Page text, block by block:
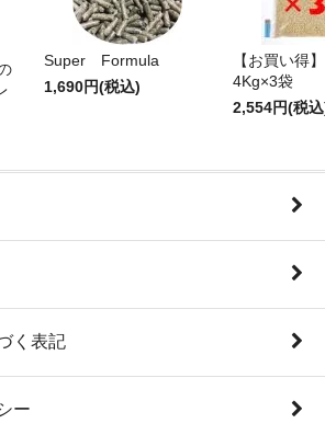
Super Formula
1,690円(税込)
【お買い得
4Kg×3袋
2,554円(税
く表記
ー